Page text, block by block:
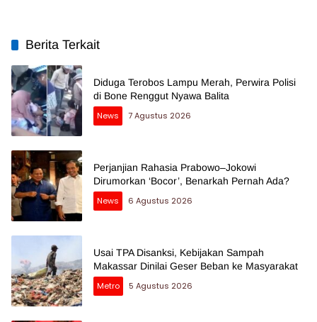
Berita Terkait
Diduga Terobos Lampu Merah, Perwira Polisi
di Bone Renggut Nyawa Balita
News
7 Agustus 2026
Perjanjian Rahasia Prabowo–Jokowi
Dirumorkan ‘Bocor’, Benarkah Pernah Ada?
News
6 Agustus 2026
Usai TPA Disanksi, Kebijakan Sampah
Makassar Dinilai Geser Beban ke Masyarakat
Metro
5 Agustus 2026